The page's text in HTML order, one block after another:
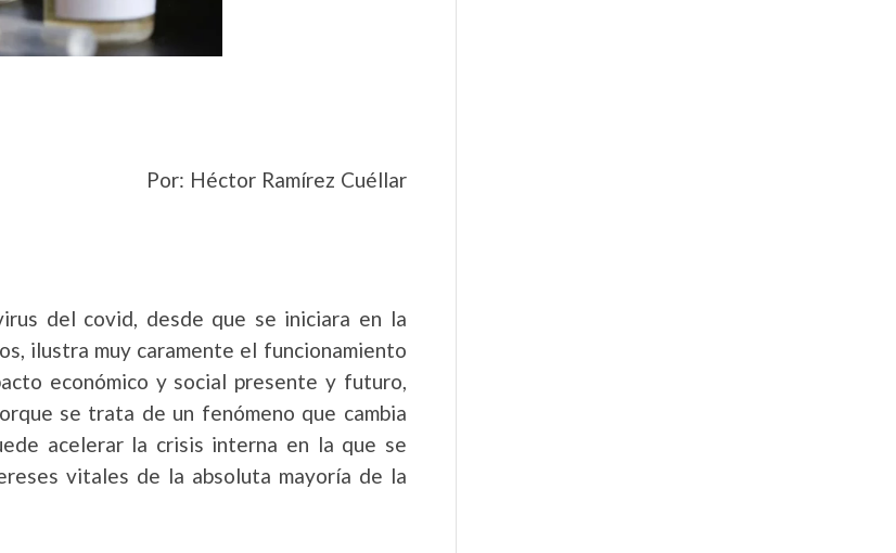
Por: Héctor Ramírez Cuéllar
del covid, desde que se iniciara en la
ilustra muy caramente el funcionamiento
económico y social presente y futuro,
se trata de un fenómeno que cambia
acelerar la crisis interna en la que se
vitales de la absoluta mayoría de la